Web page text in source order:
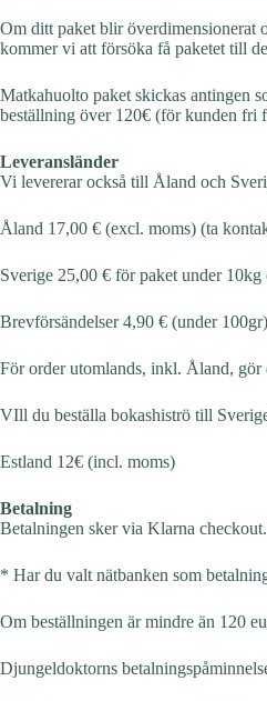
Om ditt paket blir överdimensionerat
kommer vi att försöka få paketet till
Matkahuolto paket skickas antingen
beställning över 120€ (för kunden fri
Leveransländer
Vi levererar också till Åland och
Åland 17,00 € (excl. moms) (ta
Sverige 25,00 € för paket under
Brevförsändelser 4,90 € (under 100gr)
För order utomlands, inkl. Åland,
VIll du beställa bokashiströ till
Estland 12€ (incl. moms)
Betalning
Betalningen sker via Klarna checkout.
* Har du valt nätbanken som
Om beställningen är mindre än 120
Djungeldoktorns